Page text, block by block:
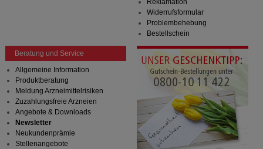
Reklamation
Widerrufsformular
Problembehebung
Bestellschein
Beratung und Service
Allgemeine Information
Produktberatung
Meldung Arzneimittelrisiken
Zuzahlungsfreie Arzneien
Angebote & Downloads
Newsletter
Neukundenprämie
Stellenangebote